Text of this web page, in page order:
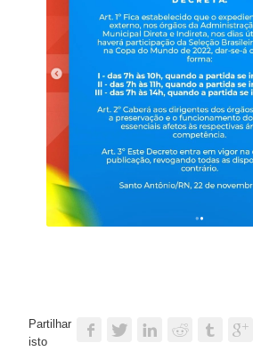
Partilhar
isto